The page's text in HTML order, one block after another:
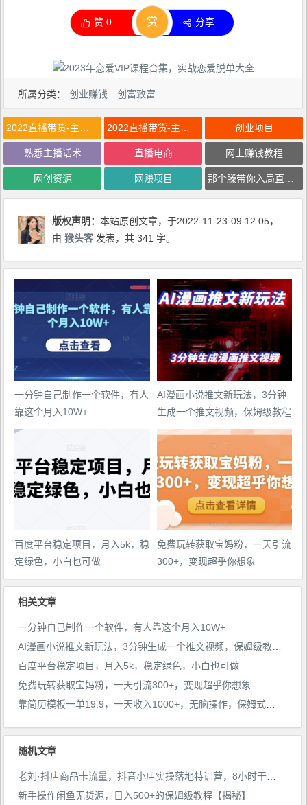
赞0 赏 分享
所属分类： 创业赚钱 创富致富
创业项目
熟悉主播话术 直播电商 网上赚钱教程
网创资源 网赚项目
版权声明：本站原创文章，于2022-11-23 09:12:05，
由猴头客 发表，共 341 字。
一分钟自己制作一个软件，有人
靠这个月入10W+
AI漫画小说推文新玩法，3分钟
生成一个推文视频，保姆级教程
【配项目操作和软件教程】
百度平台稳定项目，月入5k，稳
定绿色，小白也可做
免费玩转获取宝妈粉，一天引流
300+，变现超乎你想象
相关文章
一分钟自己制作一个软件，有人靠这个月入10W+
百度平台稳定项目，月入5k，稳定绿色，小白也可做
免费玩转获取宝妈粉，一天引流300+，变现超乎你想象
随机文章
新手操作闲鱼无货源，日入500+的保姆级教程【揭秘】